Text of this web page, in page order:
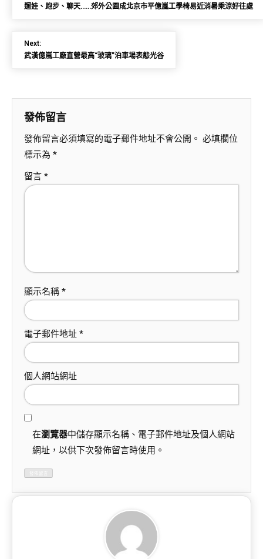
遛娃、跑步、聊天……郊外公園成北京市平億嵐工學椅易近消暑乘涼好往處
Next:
武漢億嵐工廠直營最高“玻璃”泊車場表態光谷
發佈留言
發佈留言必須填寫的電子郵件地址不會公開。 必填欄位
標示為 *
留言 *
顯示名稱 *
電子郵件地址 *
個人網站網址
在瀏覽器中儲存顯示名稱、電子郵件地址及個人網站
網址，以供下次發佈留言時使用。